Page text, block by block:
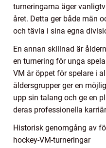
turneringarna äger
året. Detta ger både män
och tävla i sina egna
En annan skillnad är
en turnering för unga
VM är öppet för spelare i
åldersgrupper ger en
upp sin talang och ge en
deras professionella
Historisk genomgång av
hockey-VM-turneringar